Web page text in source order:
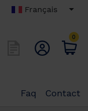
Français
0
Faq Contact